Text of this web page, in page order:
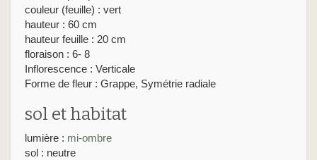
couleur (feuille) : vert
hauteur : 60 cm
hauteur feuille : 20 cm
floraison : 6- 8
Inflorescence : Verticale
Forme de fleur : Grappe, Symétrie radiale
sol et habitat
lumière : mi-ombre
sol : neutre